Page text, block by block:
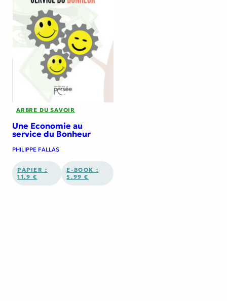
ARBRE DU SAVOIR
Une Economie au
service du Bonheur
PHILIPPE FALLAS
PAPIER :
11.9 €
E-BOOK :
5.99 €